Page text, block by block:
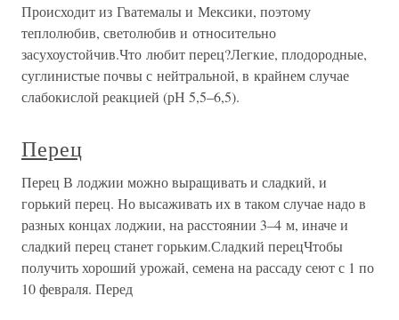
Происходит из Гватемалы и Мексики, поэтому
теплолюбив, светолюбив и относительно
засухоустойчив.Что любит перец?Легкие, плодородные,
суглинистые почвы с нейтральной, в крайнем случае
слабокислой реакцией (рН 5,5–6,5).
Перец
Перец В лоджии можно выращивать и сладкий, и
горький перец. Но высаживать их в таком случае надо в
разных концах лоджии, на расстоянии 3–4 м, иначе и
сладкий перец станет горьким.Сладкий перецЧтобы
получить хороший урожай, семена на рассаду сеют с 1 по
10 февраля. Перед